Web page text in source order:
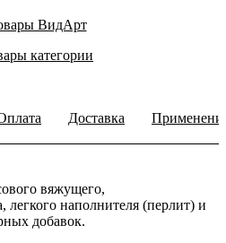
ВидАрт
категории
Доставка
вяжущего,
легкого наполнителя (перлит) и
добавок.